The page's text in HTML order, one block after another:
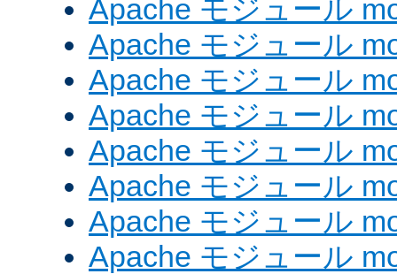
Apache モジュール
Apache モジュール
Apache モジュール
Apache モジュール
Apache モジュール
Apache モジュール
Apache モジュール
Apache モジュール